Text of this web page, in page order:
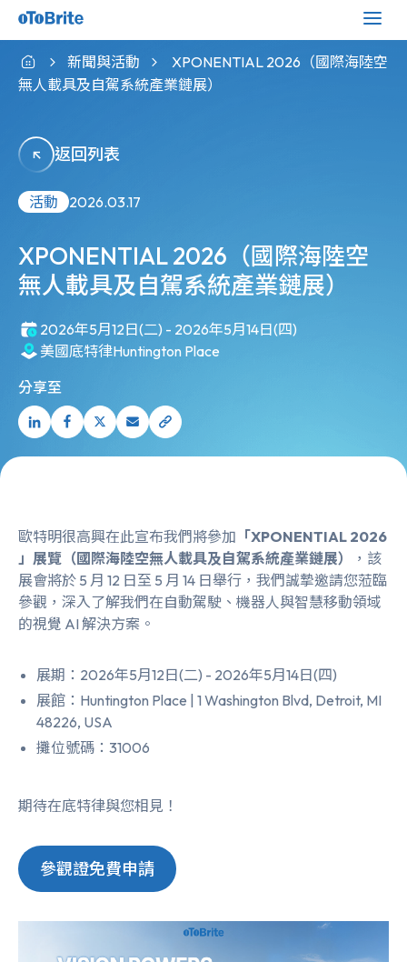
新聞與活動
XPONENTIAL 2026（國際海陸空
無人載具及自駕系統產業鏈展）
返回列表
活動 2026.03.17
XPONENTIAL 2026（國際海陸空
無人載具及自駕系統產業鏈展）
2026年5月12日(二) - 2026年5月14日(四)
美國底特律Huntington Place
分享至
歐特明很高興在此宣布我們將參加 「XPONENTIAL 2026
」展覽（國際海陸空無人載具及自駕系統產業鏈展）
，該
展會將於 5 月 12 日至 5 月 14 日舉行，我們誠摯邀請您蒞臨
參觀，深入了解我們在自動駕駛、機器人與智慧移動領域
的視覺 AI 解決方案。
展期：2026年5月12日(二) - 2026年5月14日(四)
展館：Huntington Place | 1 Washington Blvd, Detroit, MI
48226, USA
攤位號碼：31006
期待在底特律與您相見！
參觀證免費申請